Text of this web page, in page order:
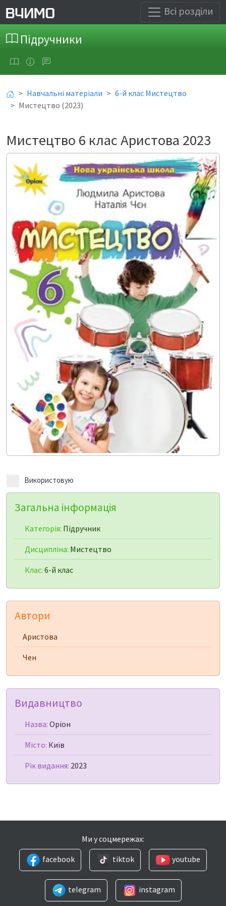
Всі розділи
Підручники
Навчальні матеріали
6-й клас Мистецтво
Мистецтво (2023)
Мистецтво 6 клас Аристова 2023
Використовую
Загальна інформація
Категорія: Підручник
Дисципліна: Мистецтво
Клас: 6-й клас
Автори
Аристова
Чен
Видавництво
Назва: Оріон
Місто: Київ
Рік видання: 2023
Ми у соцмережах:
facebook
tiktok youtube
telegram instagram